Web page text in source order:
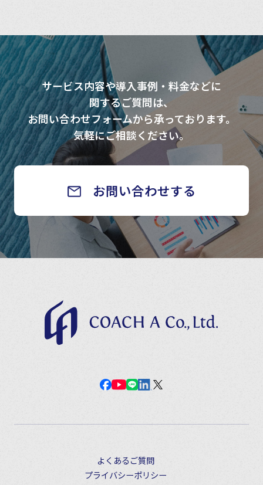
サービス内容や導入事例・料金などに
関するご質問は、
お問い合わせフォームから承っております。
気軽にご相談ください。
お問い合わせする
よくあるご質問
プライバシーポリシー